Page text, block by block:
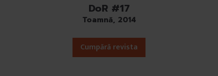
DoR #17
Toamnă, 2014
Cumpără revista